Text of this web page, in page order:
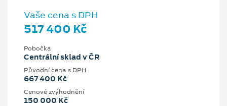
Vaše cena s DPH
517 400 Kč
Pobočka
Centrální sklad v ČR
Původní cena s DPH
667 400 Kč
Cenové zvýhodnění
150 000 Kč